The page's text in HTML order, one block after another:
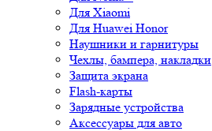
Для Xiaomi
Для Huawei Honor
Наушники и гарнитуры
Чехлы, бампера, накладки
Защита экрана
Flash-карты
Зарядные устройства
Аксессуары для авто